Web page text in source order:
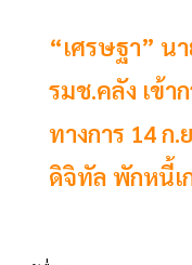
“เศรษฐา” น
รมช.คลัง เข้า
ทางการ 14 ก
ดิจิทัล พักหนี้เ